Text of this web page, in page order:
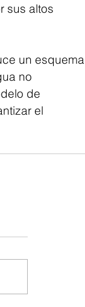
sus altos
un esquema
no
de
el